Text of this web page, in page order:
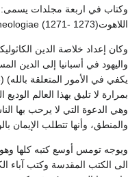
اللاهوتCompendium theologiae (1271- 1273). ويملأ ما نشر من مؤلفات تومس 10.000 صفحة من القطع الكبير ذي العمودين في كل صفحة.
واليهود في أسبانيا إلى
بمرارة لا تليق بهذا العالم
والمنطق، وأنها تتطلب الإيمان
ويوجه تومس أوسع كتبه كلها وهو
الى الكتب المقدسة وكتب آباء